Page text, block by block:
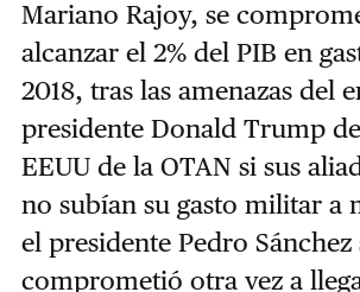
Mariano Rajoy, se
alcanzar el 2% del PIB en
2018, tras las amenazas del
presidente Donald Trump
EEUU de la OTAN si sus
no subían su gasto militar a
el presidente Pedro Sánchez
comprometió otra vez a